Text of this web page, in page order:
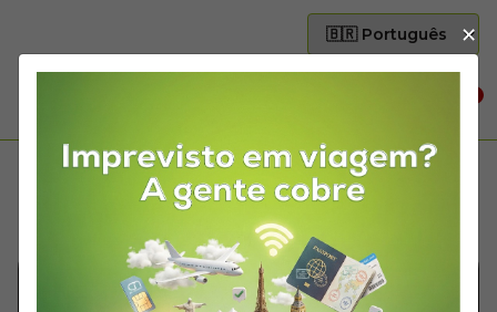
Esqueci minha senha
Informe seu e-mail de login que enviaremos as instruções para
recuperação de senha
×